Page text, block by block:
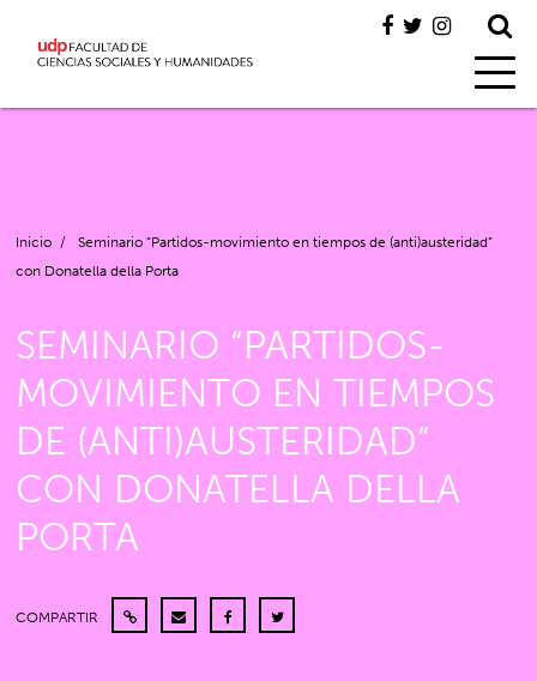
Inicio /
Seminario “Partidos-movimiento en tiempos de (anti)austeridad”
con Donatella della Porta
SEMINARIO “PARTIDOS-
MOVIMIENTO EN TIEMPOS
DE (ANTI)AUSTERIDAD”
CON DONATELLA DELLA
PORTA
COMPARTIR